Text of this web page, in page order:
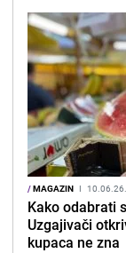
/MAGAZIN I
Kako odabrati
Uzgajivači
kupaca ne zna